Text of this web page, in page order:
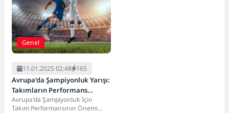
Genel
11.01.2025 02:48 165
Avrupa’da Şampiyonluk Yarışı:
Takımların Performans
Analizi
Avrupa'da Şampiyonluk İçin
Takım Performansının Önemi